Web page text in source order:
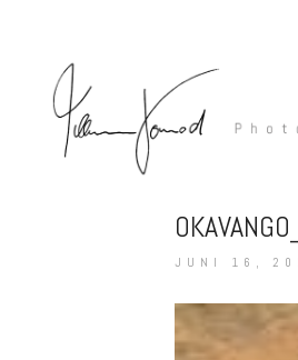
JUNI 16,